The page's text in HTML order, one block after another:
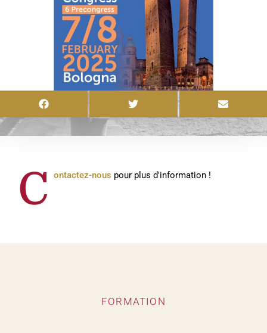
C ontactez-nous pour plus d'information !
FORMATION